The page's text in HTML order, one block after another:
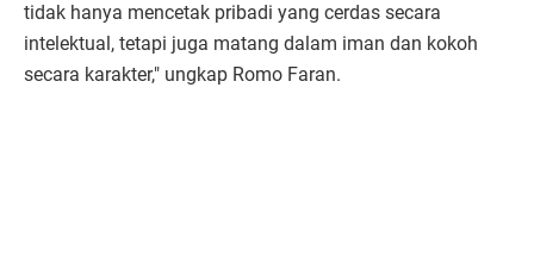
tidak hanya mencetak pribadi yang cerdas secara
intelektual, tetapi juga matang dalam iman dan kokoh
secara karakter," ungkap Romo Faran.